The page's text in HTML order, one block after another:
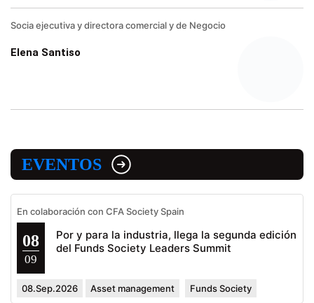
Socia ejecutiva y directora comercial y de Negocio
Elena Santiso
EVENTOS
En colaboración con CFA Society Spain
08
09
Por y para la industria, llega la segunda edición
del Funds Society Leaders Summit
08.Sep.2026 Asset management Funds Society